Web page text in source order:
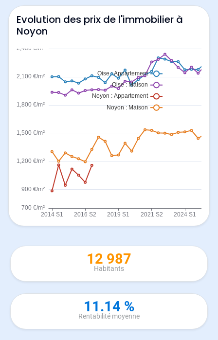
Evolution des prix de l'immobilier à
Noyon
12 987
Habitants
11.14 %
Rentabilité moyenne